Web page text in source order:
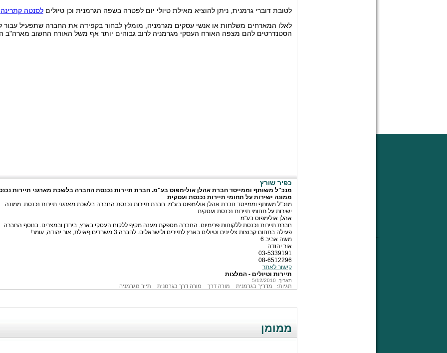
לטובת דוברי גרמנית, ניתן להוציא מאילת טיולי יום לפטרה בשפה הגרמנית וכן טיוליםלסנטה קתרינה
לאלו המארחים משלחות או אנשי עסקים מגרמניה, מומלץ לבחור בקפידה את החברה שתפעיל עבור
הסטנדרטים להם מצפה האורח העסקי מגרמניה לרוב גבוהים יותר אף משל האורח החשוב מארה"ב
כפיר שורץ
מנכ"ל משותף וממייסד חברת אהלן אולימפוס בע"מ. חברת תיירות נכנסת החברה בלשכת מארגני תיירות
ממונה ישירות על תחומי תיירות נכנסת ועסקית
מנכ"ל משותף וממייסד חברת אהלן אולימפוס בע"מ. חברת תיירות נכנסת החברה בלשכת מארגני תיירות נכנסת. ממונה
ישירות על תחומי תיירות נכנסת ועסקית
אהלן אולימפוס בע"מ
חברת תיירות נכנסת ללקוחות פרימיום. החברה מספקת מענה מקיף ללקוח העסקי בארץ, בירדן ובמצרים. בנוסף החברה
פעילה בתחום קבוצות צליינים וטיולים בארץ לתיירים ולישראלים. לחברה 3 משרדים ףאילת, אור יהודה, עומר!
משה אביב 6
אור יהודה
03-5339191
08-6512296
קישור לאתר
תיירות וטיולים - המלצות
תאריך: 5/12/2010
תגיות: מדריך בגרמנית מורה דרך מורה דרך בגרמנית תייר מגרמניה
ממומן